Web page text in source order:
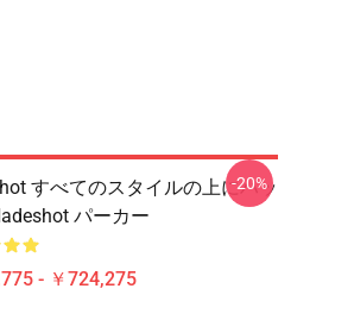
すべてのスタイルの上にハッ
パーカー
- ￥724,275
-20%